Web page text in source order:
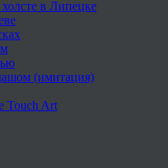
в Липецке
(имитация)
Touch Art